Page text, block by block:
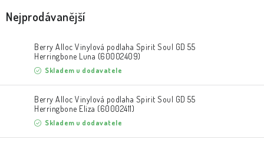
Nejprodávanější
Berry Alloc Vinylová podlaha Spirit Soul GD 55
Herringbone Luna (60002409)
Skladem u dodavatele
Berry Alloc Vinylová podlaha Spirit Soul GD 55
Herringbone Eliza (60002411)
Skladem u dodavatele